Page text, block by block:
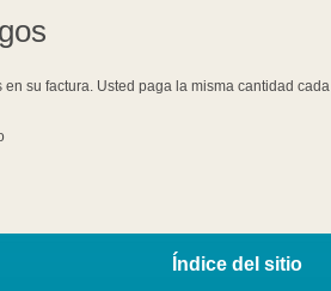
su factura. Usted paga la misma cantidad cada
Índice del sitio